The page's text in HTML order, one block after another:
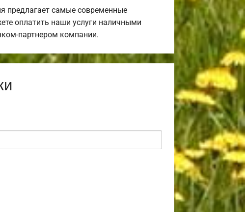
предлагает самые современные
оплатить наши услуги наличными
партнером компании.